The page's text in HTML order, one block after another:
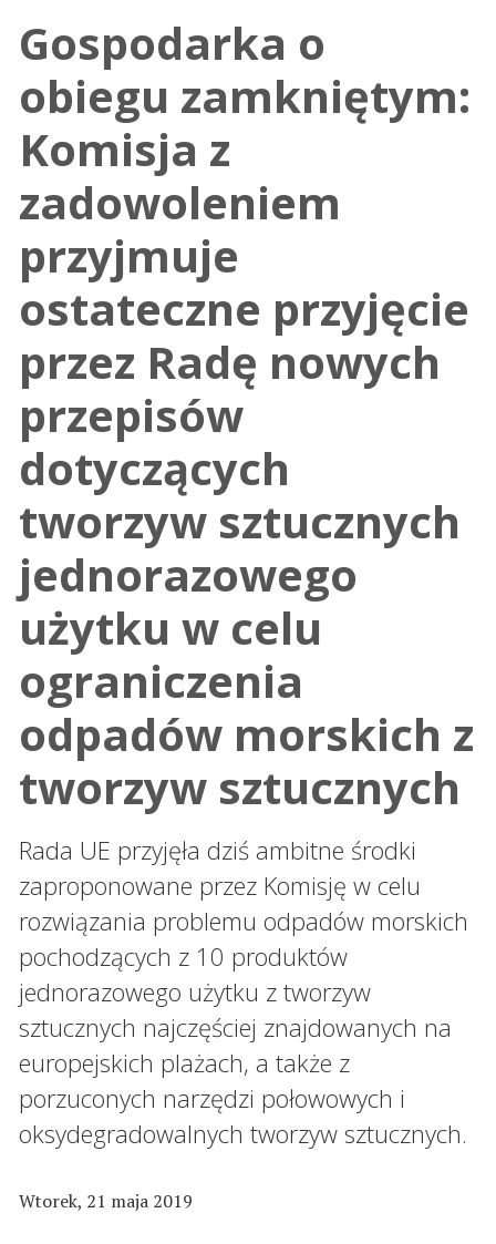
Gospodarka o
obiegu zamkniętym:
Komisja z
zadowoleniem
przyjmuje
ostateczne przyjęcie
przez Radę nowych
przepisów
dotyczących
tworzyw sztucznych
jednorazowego
użytku w celu
ograniczenia
odpadów morskich z
tworzyw sztucznych
Rada UE przyjęła dziś ambitne środki
zaproponowane przez Komisję w celu
rozwiązania problemu odpadów morskich
pochodzących z 10 produktów
jednorazowego użytku z tworzyw
sztucznych najczęściej znajdowanych na
europejskich plażach, a także z
porzuconych narzędzi połowowych i
oksydegradowalnych tworzyw sztucznych.
Wtorek, 21 maja 2019